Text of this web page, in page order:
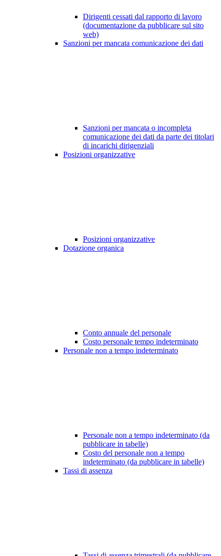
Dirigenti cessati dal rapporto di lavoro
(documentazione da pubblicare sul sito
web)
Sanzioni per mancata comunicazione dei dati
Sanzioni per mancata o incompleta
comunicazione dei dati da parte dei titolari
di incarichi dirigenziali
Posizioni organizzative
Posizioni organizzative
Dotazione organica
Conto annuale del personale
Costo personale tempo indeterminato
Personale non a tempo indeterminato
Personale non a tempo indeterminato (da
pubblicare in tabelle)
Costo del personale non a tempo
indeterminato (da pubblicare in tabelle)
Tassi di assenza